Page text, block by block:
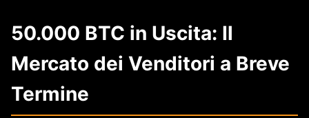
50.000 BTC in Uscita: Il
Mercato dei Venditori a Breve
Termine